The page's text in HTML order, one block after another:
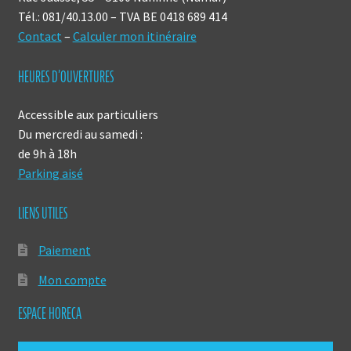
Tél.: 081/40.13.00 – TVA BE 0418 689 414
Contact – Calculer mon itinéraire
HEURES D’OUVERTURES
Accessible aux particuliers
Du mercredi au samedi :
de 9h à 18h
Parking aisé
LIENS UTILES
Paiement
Mon compte
ESPACE HORECA